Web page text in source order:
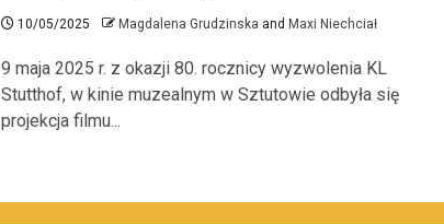
10/05/2025 Magdalena Grudzinska and Maxi Niechciał
9 maja 2025 r. z okazji 80. rocznicy wyzwolenia KL
Stutthof, w kinie muzealnym w Sztutowie odbyła się
projekcja filmu...